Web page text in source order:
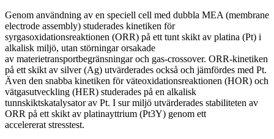
Genom användning av en speciell cell med dubbla MEA (membrane
electrode assembly) studerades kinetiken för
syrgasoxidationsreaktionen (ORR) på ett tunt skikt av platina (Pt) i
alkalisk miljö, utan störningar orsakade
av materietransportbegränsningar och gas-crossover. ORR-kinetiken
på ett skikt av silver (Ag) utvärderades också och jämfördes med Pt.
Även den snabba kinetiken för väteoxidationsreaktionen (HOR) och
vätgasutveckling (HER) studerades på en alkalisk
tunnskiktskatalysator av Pt. I sur miljö utvärderades stabiliteten av
ORR på ett skikt av platinayttrium (Pt3Y) genom ett
accelererat stresstest.